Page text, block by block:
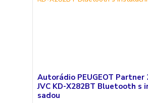
Autorádio PEUGEOT Partner
JVC KD-X282BT Bluetooth s
sadou